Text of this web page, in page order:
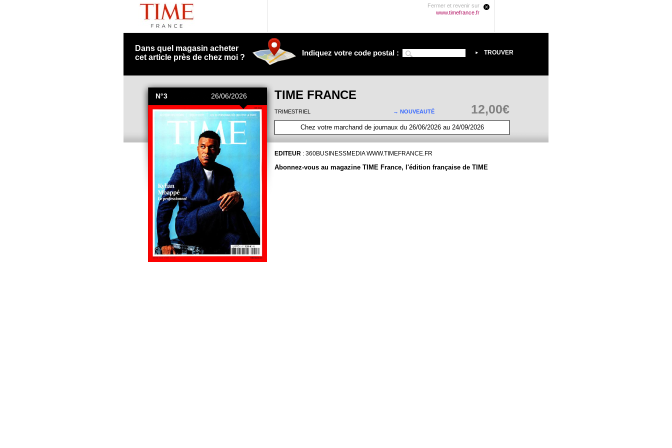
Fermer et revenir sur
www.timefrance.fr
Dans quel magasin acheter
cet article près de chez moi ?
Indiquez votre code postal :
N°3 26/06/2026 TIME FRANCE
TRIMESTRIEL → NOUVEAUTÉ 12,00€
Chez votre marchand de journaux du 26/06/2026 au 24/09/2026
EDITEUR : 360BUSINESSMEDIAWWW.TIMEFRANCE.FR
Abonnez-vous au magazine TIME France, l'édition française de TIME